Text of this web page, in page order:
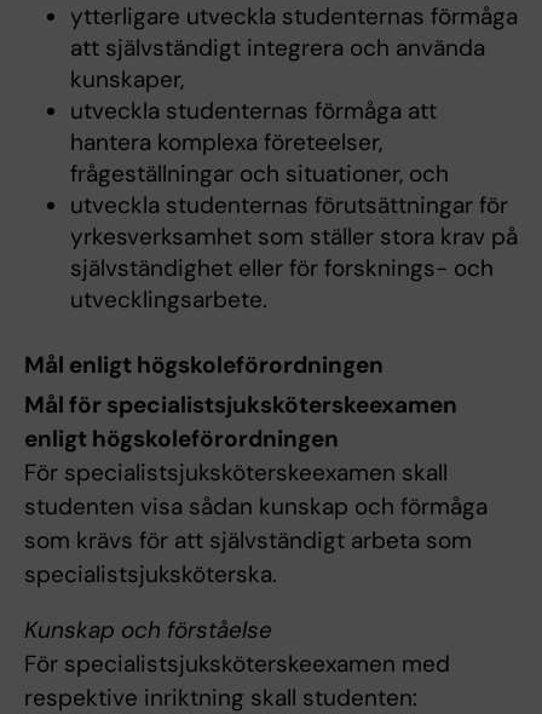
ytterligare utveckla studenternas förmåga
att självständigt integrera och använda
kunskaper,
utveckla studenternas förmåga att
hantera komplexa företeelser,
frågeställningar och situationer, och
utveckla studenternas förutsättningar för
yrkesverksamhet som ställer stora krav på
självständighet eller för forsknings- och
utvecklingsarbete.
Mål enligt högskoleförordningen
Mål för specialistsjuksköterskeexamen
enligt högskoleförordningen
För specialistsjuksköterskeexamen skall
studenten visa sådan kunskap och förmåga
som krävs för att självständigt arbeta som
specialistsjuksköterska.
Kunskap och förståelse
För specialistsjuksköterskeexamen med
respektive inriktning skall studenten: